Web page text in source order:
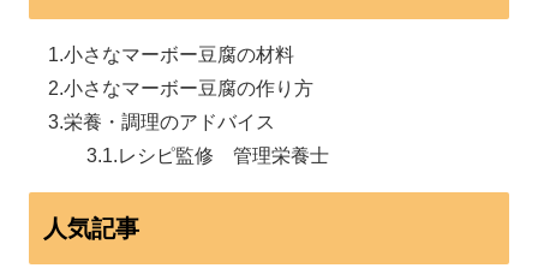
小さなマーボー豆腐の材料
小さなマーボー豆腐の作り方
栄養・調理のアドバイス
レシピ監修 管理栄養士
人気記事